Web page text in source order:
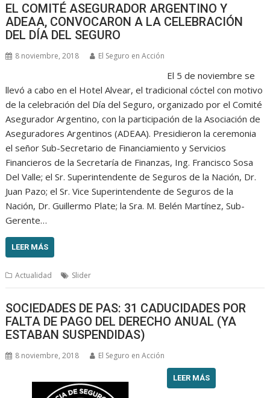
EL COMITÉ ASEGURADOR ARGENTINO Y
ADEAA, CONVOCARON A LA CELEBRACIÓN
DEL DÍA DEL SEGURO
8 noviembre, 2018 El Seguro en Acción
El 5 de noviembre se
llevó a cabo en el Hotel Alvear, el tradicional cóctel con motivo
de la celebración del Día del Seguro, organizado por el Comité
Asegurador Argentino, con la participación de la Asociación de
Aseguradores Argentinos (ADEAA). Presidieron la ceremonia
el señor Sub-Secretario de Financiamiento y Servicios
Financieros de la Secretaría de Finanzas, Ing. Francisco Sosa
Del Valle; el Sr. Superintendente de Seguros de la Nación, Dr.
Juan Pazo; el Sr. Vice Superintendente de Seguros de la
Nación, Dr. Guillermo Plate; la Sra. M. Belén Martínez, Sub-
Gerente…
LEER MÁS
Actualidad Slider
SOCIEDADES DE PAS: 31 CADUCIDADES POR
FALTA DE PAGO DEL DERECHO ANUAL (YA
ESTABAN SUSPENDIDAS)
8 noviembre, 2018 El Seguro en Acción
LEER MÁS